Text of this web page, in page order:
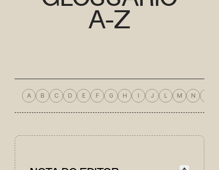
A-Z
A B C D E F G H I J L M N